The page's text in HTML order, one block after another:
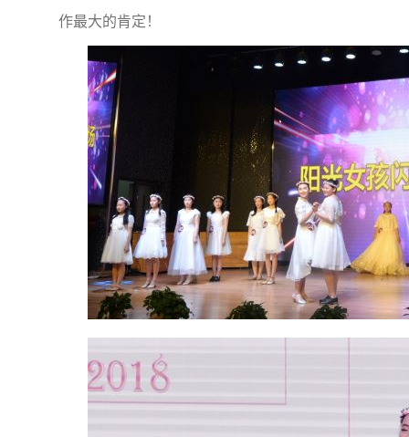
作最大的肯定！